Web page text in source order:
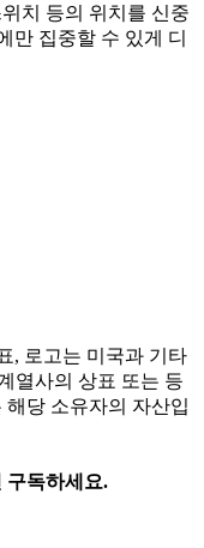
치 등의 위치를 신중
만 집중할 수 있게 디
, 로고는 미국과 기타
열사의 상표 또는 등
당 소유자의 자산입
구독하세요.